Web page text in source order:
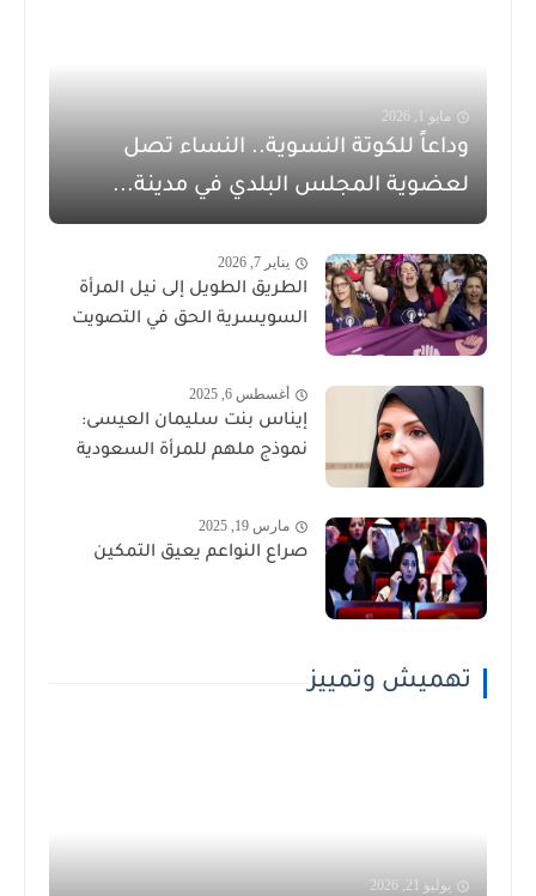
مايو 1, 2026
وداعاً للكوتة النسوية.. النساء تصل
لعضوية المجلس البلدي في مدينة...
يناير 7, 2026
الطريق الطويل إلى نيل المرأة
السويسرية الحق في التصويت
أغسطس 6, 2025
إيناس بنت سليمان العيسى:
نموذج ملهم للمرأة السعودية
مارس 19, 2025
صراع النواعم يعيق التمكين
تهميش وتمييز
يوليو 21, 2026